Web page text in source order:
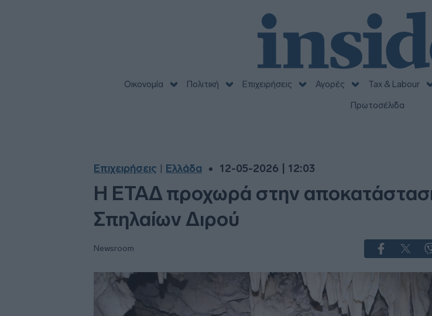
Οικονομία Πολιτική Επιχειρήσεις Αγορές Tax & Labour
Πρωτοσέλιδα
Επιχειρήσεις Ελλάδα 12-05-2026 | 12:03
Η ΕΤΑΔ προχωρά στην
Σπηλαίων Διρού
Newsroom